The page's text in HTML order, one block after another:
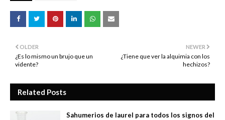
NEWER
¿Tiene que ver la alquimia con los
hechizos?
OLDER
¿Es lo mismo un brujo que un
vidente?
Related Posts
Sahumerios de laurel para todos los signos del